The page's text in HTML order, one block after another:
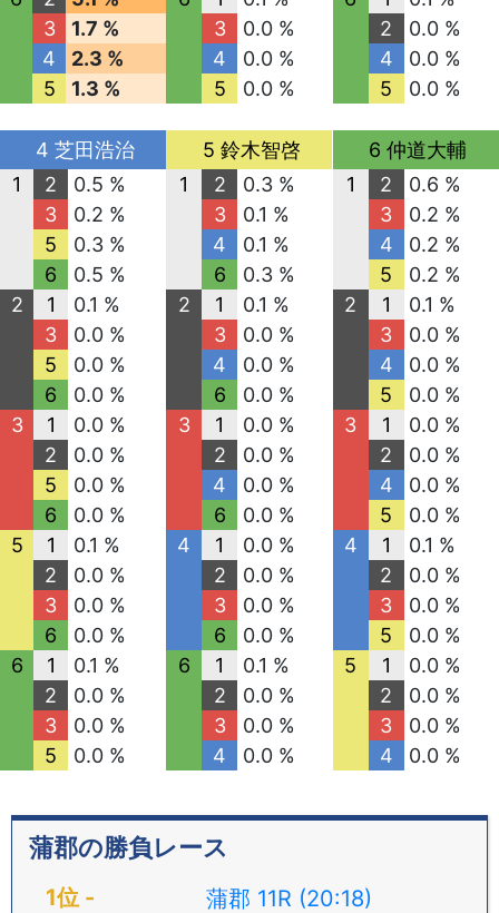
3
1.7 %
4
2.3 %
5
1.3 %
3
0.0 %
4
0.0 %
5
0.0 %
2
0.0 %
4
0.0 %
5
0.0 %
4 芝田浩治
1
2
0.5 %
3
0.2 %
5
0.3 %
6
0.5 %
2
1
0.1 %
3
0.0 %
5
0.0 %
6
0.0 %
3
1
0.0 %
2
0.0 %
5
0.0 %
6
0.0 %
5
1
0.1 %
2
0.0 %
3
0.0 %
6
0.0 %
6
1
0.1 %
2
0.0 %
3
0.0 %
5
0.0 %
5 鈴木智啓
1
2
0.3 %
3
0.1 %
4
0.1 %
6
0.3 %
2
1
0.1 %
3
0.0 %
4
0.0 %
6
0.0 %
3
1
0.0 %
2
0.0 %
4
0.0 %
6
0.0 %
4
1
0.0 %
2
0.0 %
3
0.0 %
6
0.0 %
6
1
0.1 %
2
0.0 %
3
0.0 %
4
0.0 %
6 仲道大輔
1
2
0.6 %
3
0.2 %
4
0.2 %
5
0.2 %
2
1
0.1 %
3
0.0 %
4
0.0 %
5
0.0 %
3
1
0.0 %
2
0.0 %
4
0.0 %
5
0.0 %
4
1
0.1 %
2
0.0 %
3
0.0 %
5
0.0 %
5
1
0.0 %
2
0.0 %
3
0.0 %
4
0.0 %
蒲郡の勝負レース
蒲郡 11R (20:18)